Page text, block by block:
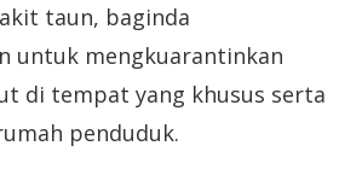
taun, baginda
untuk mengkuarantinkan
di tempat yang khusus serta
penduduk.